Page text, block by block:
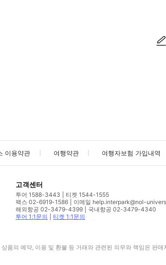
이용약관 여행약관 여행자보험 가입내역
고객센터
투어 1588-3443
티켓 1544-1555
팩스 02-6919-1586
이메일 help.interpark@nol-
해외항공 02-3479-4399
국내항공 02-3479-4340
투어 1:1문의
티켓 1:1문의
품의 예약, 이용 및 환불 등 거래와 관련된 의무와 책임은 판매